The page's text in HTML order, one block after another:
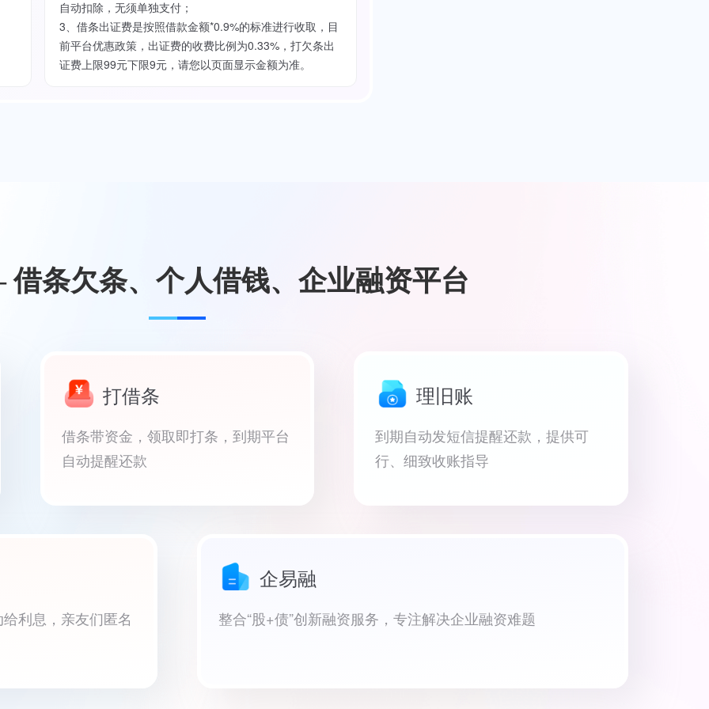
自动扣除，无须单独支付；
3、借条出证费是按照借款金额*0.9%的标准进行收取，目
前平台优惠政策，出证费的收费比例为0.33%，打欠条出
证费上限99元下限9元，请您以页面显示金额为准。
条欠条、个人借钱、企业融资平台
打借条
借条带资金，领取即打条，到期平台
自动提醒还款
理旧账
到期自动发短信提醒还款，提供可
行、细致收账指导
利息，亲友们匿名
企易融
整合“股+债”创新融资服务，专注解决企业融资难题